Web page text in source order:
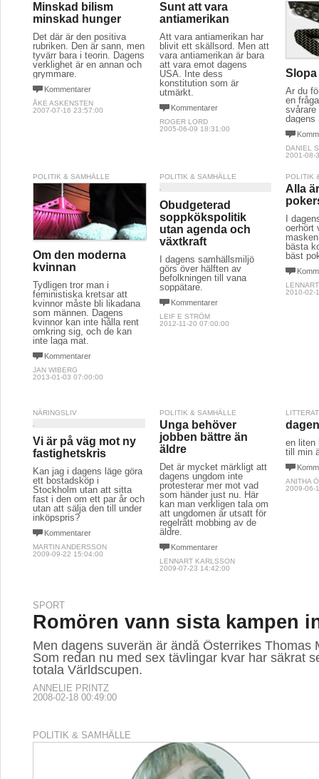
Minskad bilism
minskad hunger
Det där är den positiva
rubriken. Den är sann, men
tyvärr bara i teorin. Dagens
verklighet är en annan och
grymmare.
Kommentarer
ÅKE ASKENSTEN
2007-07-16 23:57:00
Sunt att vara
antiamerikan
Att vara antiamerikan har
blivit ett skällsord. Men att
vara antiamerikan är bara
att vara emot dagens
USA. Inte dess
konstitution som är
utmärkt.
Kommentarer
ROGER LORD
2005-06-09 18:31:00
Är du
en
svårare
dagens
DANIEL
2001-08-
POLITIK & SAMHÄLLE
Om den moderna
kvinnan
Tydligen tror man i
feministiska kretsar att
kvinnor måste bli likadana
som männen. Dagens
kvinnor kan inte hålla rent
omkring sig, och de kan
inte laga mat.
Kommentarer
JAN WIBERG
2013-01-03 07:00:00
POLITIK & SAMHÄLLE
Obudgeterad
soppkökspolitik
utan agenda och
växtkraft
I dagens samhällsmiljö
görs över hälften av
befolkningen till vana
soppätare.
Kommentarer
LEIF E STRÖM
2012-11-20 07:00:00
POLITIK
Alla
I
oerhört
bästa
bäst
2010-02-
NÄRINGSLIV
Vi är på väg mot ny
fastighetskris
Kan jag i dagens läge göra
ett bostadsköp i
Stockholm utan att sitta
fast i den om ett par år och
utan att sälja den till under
inköpspris?
Kommentarer
MARTIN ANDERSSON
2009-09-22 15:04:00
POLITIK & SAMHÄLLE
Unga behöver
jobben bättre än
äldre
Det är mycket märkligt att
dagens ungdom inte
protesterar mer mot vad
som händer just nu. Här
kan man verkligen tala om
att ungdomen är utsatt för
regelrätt mobbing av de
äldre.
Kommentarer
LENNART KARLSSON
2009-07-23 14:42:00
en liten
till min
ANITHA
2009-06-
SPORT
Romören vann sista kampen
Men dagens suverän är ändå Österrikes Thomas
Som redan nu med sex tävlingar kvar har säkrat
totala Världscupen.
ANNELIE PRINTZ
2008-02-18 00:49:00
POLITIK & SAMHÄLLE